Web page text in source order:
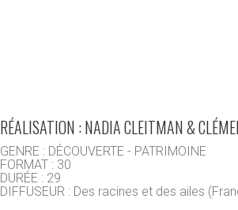
RÉALISATION : NADIA CLEITMAN &
GENRE : DÉCOUVERTE - PATRIMOINE
FORMAT : 30
DURÉE : 29
DIFFUSEUR : Des racines et des ailes